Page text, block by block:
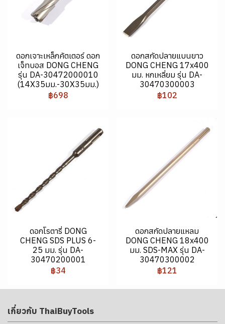
ดอกเจาะเหล็กคัตเตอร์ ดอก
เจ็ทบอส DONG CHENG
รุ่น DA-30472000010
(14X35มม.-30X35มม.)
฿698
ดอกสกัดปลายแบนยาว
DONG CHENG 17x400
มม. หกเหลี่ยม รุ่น DA-
30470300003
฿102
ดอกโรตารี่ DONG
CHENG SDS PLUS 6-
25 มม. รุ่น DA-
30470200001
฿34
ดอกสกัดปลายแหลม
DONG CHENG 18x400
มม. SDS-MAX รุ่น DA-
30470300002
฿121
เกี่ยวกับ ThaiBuyTools